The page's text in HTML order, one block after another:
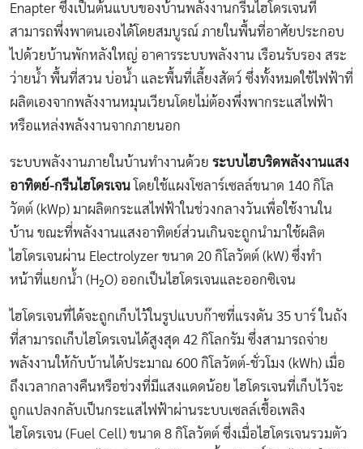
Enapter ซึ่งเป็นต้นแบบของบ้านพลังงานกรีนไฮโดรเจนที่
สามารถพึ่งพาตนเองได้โดยสมบูรณ์ ภายในพื้นที่อาศัยประกอบ
ไปด้วยบ้านพักหลังใหญ่ อาคารระบบพลังงาน เรือนรับรอง สระ
ว่ายน้ำ พื้นที่สวน บ่อน้ำ และพื้นที่เลี้ยงสัตว์ ซึ่งทั้งหมดใช้ไฟฟ้าที่
ผลิตเองจากพลังงานหมุนเวียนโดยไม่ต้องพึ่งพากระแสไฟฟ้า
หรือแหล่งพลังงานจากภายนอก
ระบบพลังงานภายในบ้านทำงานด้วย ระบบไฮบริดพลังงานแสง
อาทิตย์-กรีนไฮโดรเจน โดยใช้แผงโซลาร์เซลล์ขนาด 140 กิโล
วัตต์ (kWp) มาผลิตกระแสไฟฟ้าในช่วงกลางวันเพื่อใช้งานใน
บ้าน ขณะที่พลังงานแสงอาทิตย์ส่วนเกินจะถูกนำมาใช้ผลิต
ไฮโดรเจนผ่าน Electrolyzer ขนาด 20 กิโลวัตต์ (kW) ซึ่งทำ
หน้าที่แยกน้ำ (H₂O) ออกเป็นไฮโดรเจนและออกซิเจน
ไฮโดรเจนที่ได้จะถูกเก็บไว้ในรูปแบบก๊าซที่แรงดัน 35 บาร์ ในถัง
ที่สามารถเก็บไฮโดรเจนได้สูงสุด 42 กิโลกรัม ซึ่งสามารถจ่าย
พลังงานให้กับบ้านได้ประมาณ 600 กิโลวัตต์-ชั่วโมง (kWh) เมื่อ
ถึงเวลากลางคืนหรือช่วงที่มีแสงแดดน้อย ไฮโดรเจนที่เก็บไว้จะ
ถูกแปลงกลับเป็นกระแสไฟฟ้าผ่านระบบเซลล์เชื้อเพลิง
ไฮโดรเจน (Fuel Cell) ขนาด 8 กิโลวัตต์ ซึ่งเมื่อไฮโดรเจนรวมตัว